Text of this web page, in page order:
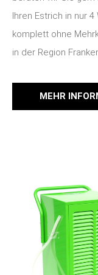
Ihren Estrich in nur
komplett ohne
in der Region
MEHR